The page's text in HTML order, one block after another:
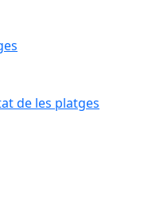
de les platges